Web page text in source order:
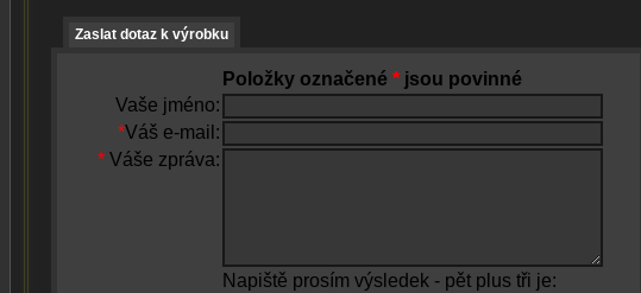
Zaslat dotaz k výrobku
Položky označené * jsou povinné
Vaše jméno:
*Váš e-mail:
* Váše zpráva:
Napiště prosím výsledek - pět plus tři je: